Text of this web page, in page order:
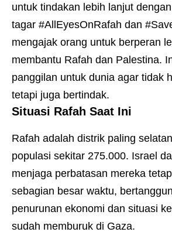
untuk tindakan lebih lanjut
tagar #AllEyesOnRafah dan
mengajak orang untuk berperan
membantu Rafah dan Palestina.
panggilan untuk dunia agar tidak
tetapi juga bertindak.
Situasi Rafah Saat Ini
Rafah adalah distrik paling
populasi sekitar 275.000. Israel
menjaga perbatasan mereka
sebagian besar waktu,
penurunan ekonomi dan situasi
sudah memburuk di Gaza.